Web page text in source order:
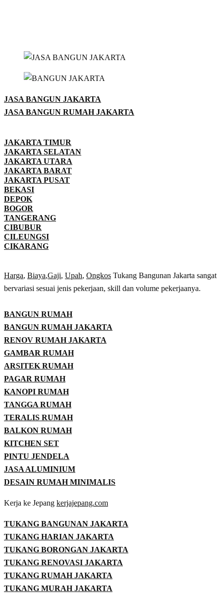
JASA BANGUN JAKARTA
JASA BANGUN RUMAH JAKARTA
JAKARTA TIMUR
JAKARTA SELATAN
JAKARTA UTARA
JAKARTA BARAT
JAKARTA PUSAT
BEKASI
DEPOK
BOGOR
TANGERANG
CIBUBUR
CILEUNGSI
CIKARANG
Harga, Biaya,Gaji, Upah, Ongkos Tukang Bangunan Jakarta sangat
bervariasi sesuai jenis pekerjaan, skill dan volume pekerjaanya.
BANGUN RUMAH
BANGUN RUMAH JAKARTA
RENOV RUMAH JAKARTA
GAMBAR RUMAH
ARSITEK RUMAH
PAGAR RUMAH
KANOPI RUMAH
TANGGA RUMAH
TERALIS RUMAH
BALKON RUMAH
KITCHEN SET
PINTU JENDELA
JASA ALUMINIUM
DESAIN RUMAH MINIMALIS
Kerja ke Jepang kerjajepang.com
TUKANG BANGUNAN JAKARTA
TUKANG HARIAN JAKARTA
TUKANG BORONGAN JAKARTA
TUKANG RENOVASI JAKARTA
TUKANG RUMAH JAKARTA
TUKANG MURAH JAKARTA